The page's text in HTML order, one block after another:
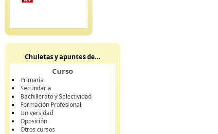
Chuletas y apuntes de...
Curso
Primaria
Secundaria
Bachillerato y Selectividad
Formación Profesional
Universidad
Oposición
Otros cursos